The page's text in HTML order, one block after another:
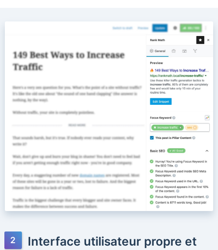
Interface utilisateur propre et